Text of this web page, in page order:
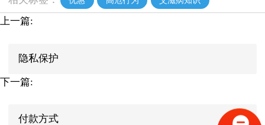
上一篇:
隐私保护
下一篇:
付款方式